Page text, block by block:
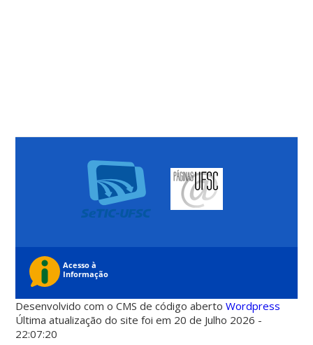
Desenvolvido com o CMS de código abertoWordpress
Última atualização do site foi em 20 de Julho 2026 -
22:07:20